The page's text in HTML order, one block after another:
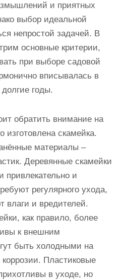
и приятных
выбор идеальной
непростой задачей. В
основные критерии,
при выборе садовой
вписывалась в
годы.
обратить внимание на
изготовлена скамейка.
материалы –
Деревянные скамейки
привлекательно и
регулярного ухода,
влаги и вредителей.
как правило, более
к внешним
быть холодными на
Пластиковые
в уходе, но